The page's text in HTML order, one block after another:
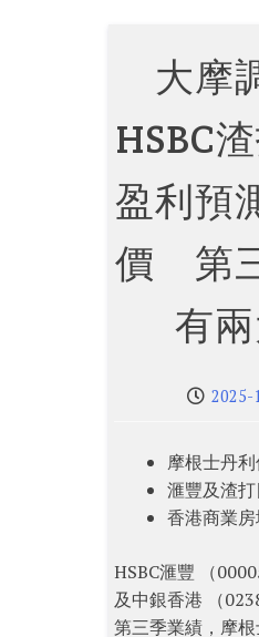
大摩
HSBC
盈利預
價 第
有
2025-
摩根士丹
滙豐及渣
香港商業
HSBC滙豐 （
及中銀香港 （
第三季業績，摩